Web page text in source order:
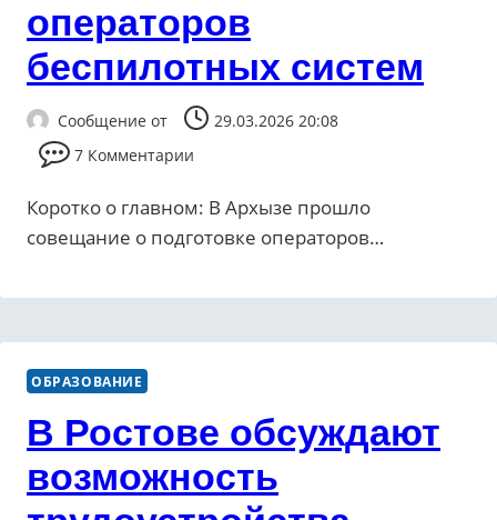
операторов
беспилотных систем
Сообщение от
29.03.2026 20:08
7 Комментарии
Коротко о главном: В Архызе прошло
совещание о подготовке операторов…
ОБРАЗОВАНИЕ
В Ростове обсуждают
возможность